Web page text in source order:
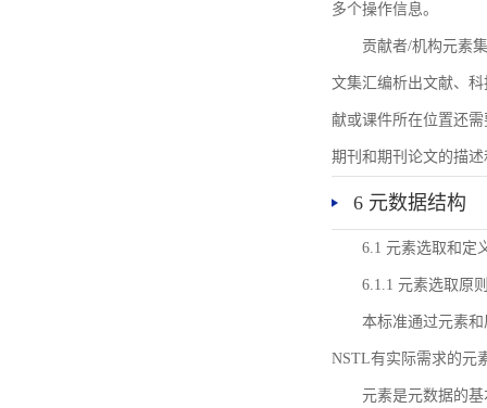
多个操作信息。
贡献者/机构元素
文集汇编析出文献、
献或课件所在位置还
期刊和期刊论文的描
6 元数据结构
6.1 元素选取和定
6.1.1 元素选取原
本标准通过元素
NSTL有实际需求的元
元素是元数据的